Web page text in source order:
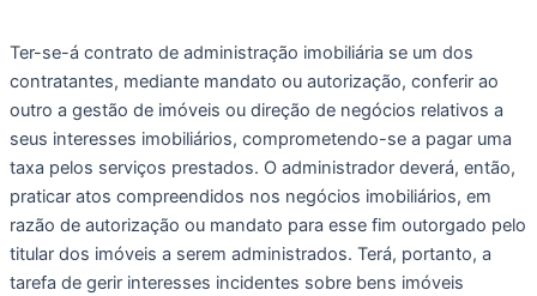
Ter-se-á contrato de administração imobiliária se um dos
contratantes, mediante mandato ou autorização, conferir ao
outro a gestão de imóveis ou direção de negócios relativos a
seus interesses imobiliários, comprometendo-se a pagar uma
taxa pelos serviços prestados. O administrador deverá, então,
praticar atos compreendidos nos negócios imobiliários, em
razão de autorização ou mandato para esse fim outorgado pelo
titular dos imóveis a serem administrados. Terá, portanto, a
tarefa de gerir interesses incidentes sobre bens imóveis